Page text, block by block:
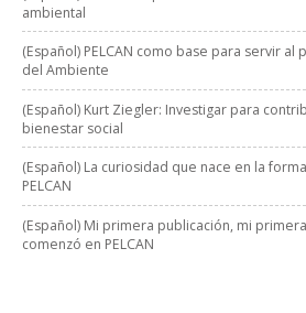
ambiental
(Español) PELCAN como base para servir
del Ambiente
(Español) Kurt Ziegler: Investigar para
bienestar social
(Español) La curiosidad que nace en la
PELCAN
(Español) Mi primera publicación, mi
comenzó en PELCAN